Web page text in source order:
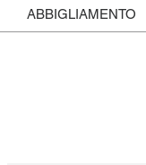
ABBIGLIAMENTO